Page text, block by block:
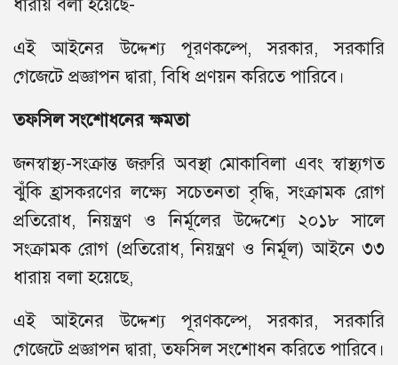
ধারায় বলা হয়েছে-
এই আইনের উদ্দেশ্য পূরণকল্পে, সরকার, সরকারি
গেজেটে প্রজ্ঞাপন দ্বারা, বিধি প্রণয়ন করিতে পারিবে।
তফসিল সংশোধনের ক্ষমতা
জনস্বাস্থ্য-সংক্রান্ত জরুরি অবস্থা মোকাবিলা এবং স্বাস্থ্যগত
ঝুঁকি হ্রাসকরণের লক্ষ্যে সচেতনতা বৃদ্ধি, সংক্রামক রোগ
প্রতিরোধ, নিয়ন্ত্রণ ও নির্মূলের উদ্দেশ্যে ২০১৮ সালে
সংক্রামক রোগ (প্রতিরোধ, নিয়ন্ত্রণ ও নির্মূল) আইনে ৩৩
ধারায় বলা হয়েছে,
এই আইনের উদ্দেশ্য পূরণকল্পে, সরকার, সরকারি
গেজেটে প্রজ্ঞাপন দ্বারা, তফসিল সংশোধন করিতে পারিবে।